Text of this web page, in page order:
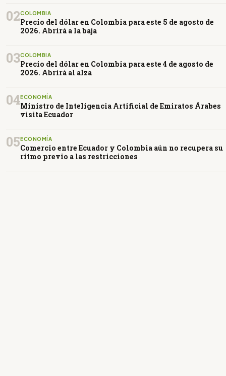
02COLOMBIA
Precio del dólar en Colombia para este 5 de agosto de
2026. Abrirá a la baja
03COLOMBIA
Precio del dólar en Colombia para este 4 de agosto de
2026. Abrirá al alza
04ECONOMÍA
Ministro de Inteligencia Artificial de Emiratos Árabes
visita Ecuador
05ECONOMÍA
Comercio entre Ecuador y Colombia aún no recupera su
ritmo previo a las restricciones